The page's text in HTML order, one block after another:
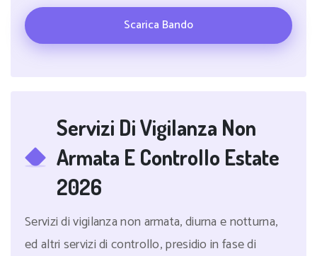
Scarica Bando
Servizi Di Vigilanza Non
Armata E Controllo Estate
2026
Servizi di vigilanza non armata, diurna e notturna,
ed altri servizi di controllo, presidio in fase di